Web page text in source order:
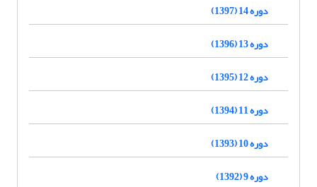
دوره 14 (1397)
دوره 13 (1396)
دوره 12 (1395)
دوره 11 (1394)
دوره 10 (1393)
دوره 9 (1392)